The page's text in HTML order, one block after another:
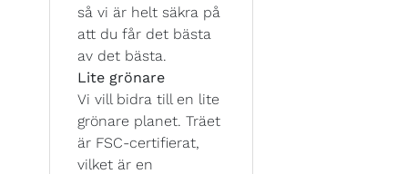
så vi är helt säkra på
att du får det bästa
av det bästa.
Lite grönare
Vi vill bidra till en lite
grönare planet. Träet
är FSC-certifierat,
vilket är en